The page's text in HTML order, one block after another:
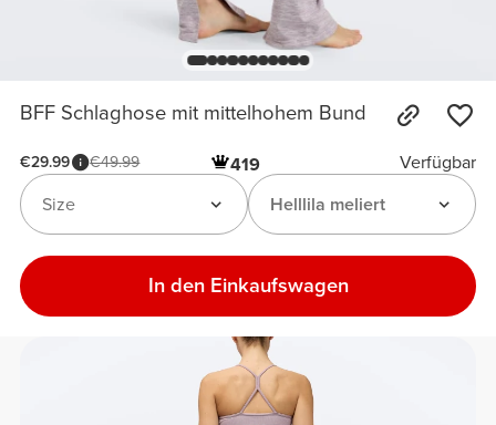
BFF Schlaghose mit mittelhohem Bund
€29.99 €49.99 419
Verfügbar
Helllila meliert
Size
In den Einkaufswagen